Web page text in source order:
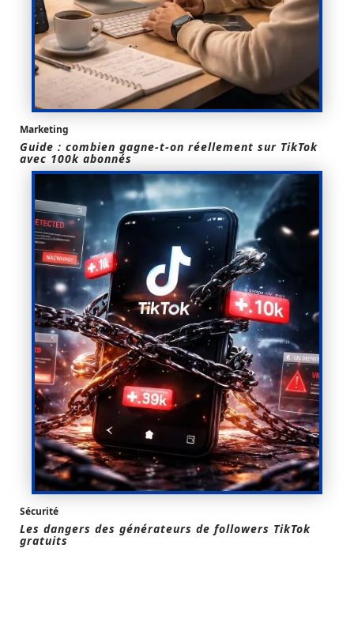
Marketing
Guide : combien gagne-t-on réellement sur TikTok
avec 100k abonnés
Sécurité
Les dangers des générateurs de followers TikTok
gratuits